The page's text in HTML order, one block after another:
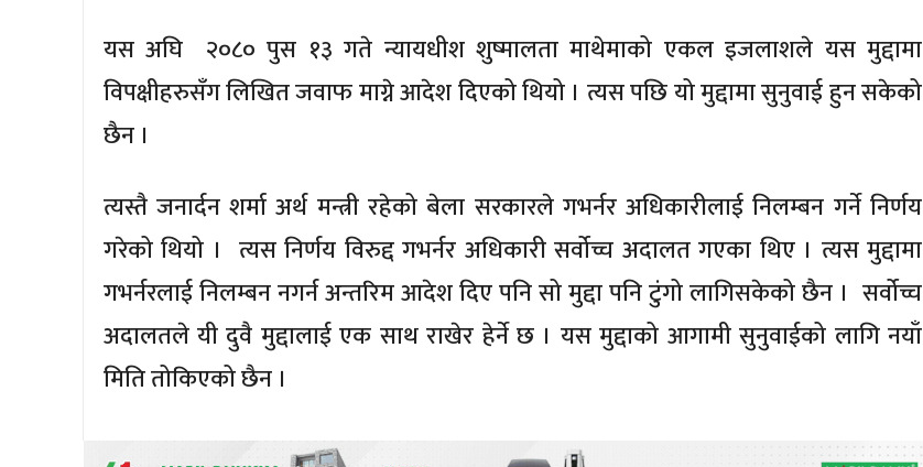
यस अघि २०८० पुस १३ गते न्यायधीश शुष्मालता माथेमाको एकल इजलाशले यस मुद्दामा
विपक्षीहरुसँग लिखित जवाफ माग्ने आदेश दिएको थियो । त्यस पछि यो मुद्दामा सुनुवाई हुन सकेको
छैन ।
त्यस्तै जनार्दन शर्मा अर्थ मन्त्री रहेको बेला सरकारले गभर्नर अधिकारीलाई निलम्बन गर्ने निर्णय
गरेको थियो । त्यस निर्णय विरुद्द गभर्नर अधिकारी सर्वोच्च अदालत गएका थिए । त्यस मुद्दामा
गभर्नरलाई निलम्बन नगर्न अन्तरिम आदेश दिए पनि सो मुद्दा पनि टुंगो लागिसकेको छैन । सर्वोच्च
अदालतले यी दुवै मुद्दालाई एक साथ राखेर हेर्ने छ । यस मुद्दाको आगामी सुनुवाईको लागि नयाँ
मिति तोकिएको छैन ।